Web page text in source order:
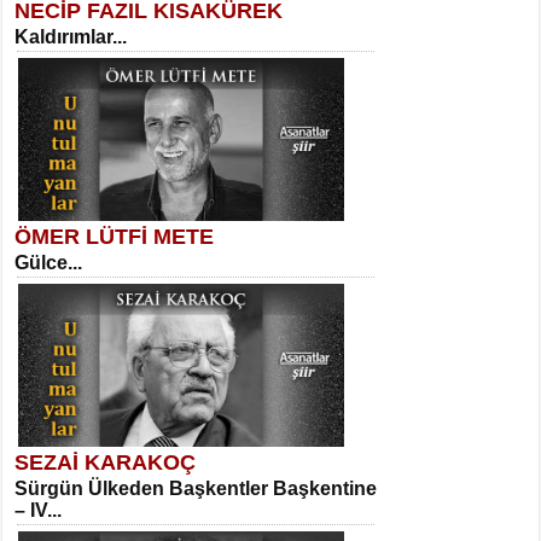
SELAHATTİN YILDIZ
İnsanın Zindanı...
MEHMET TAŞTAN
Vagon’da Bir Şairle...
SITKI CANEY
Oruçla Devrim ve Özgürlüğe…...
Kadir Ünal
Ayağıma Dolanan Yokuş...
Mehmet Çoban
Elmira...
Suavi Kemal Yazgıç
NECİP FAZIL KISAKÜREK
Kaldırımlar...
ÖMER LÜTFİ METE
Gülce...
SEZAİ KARAKOÇ
Sürgün Ülkeden Başkentler Başkentine
– IV...